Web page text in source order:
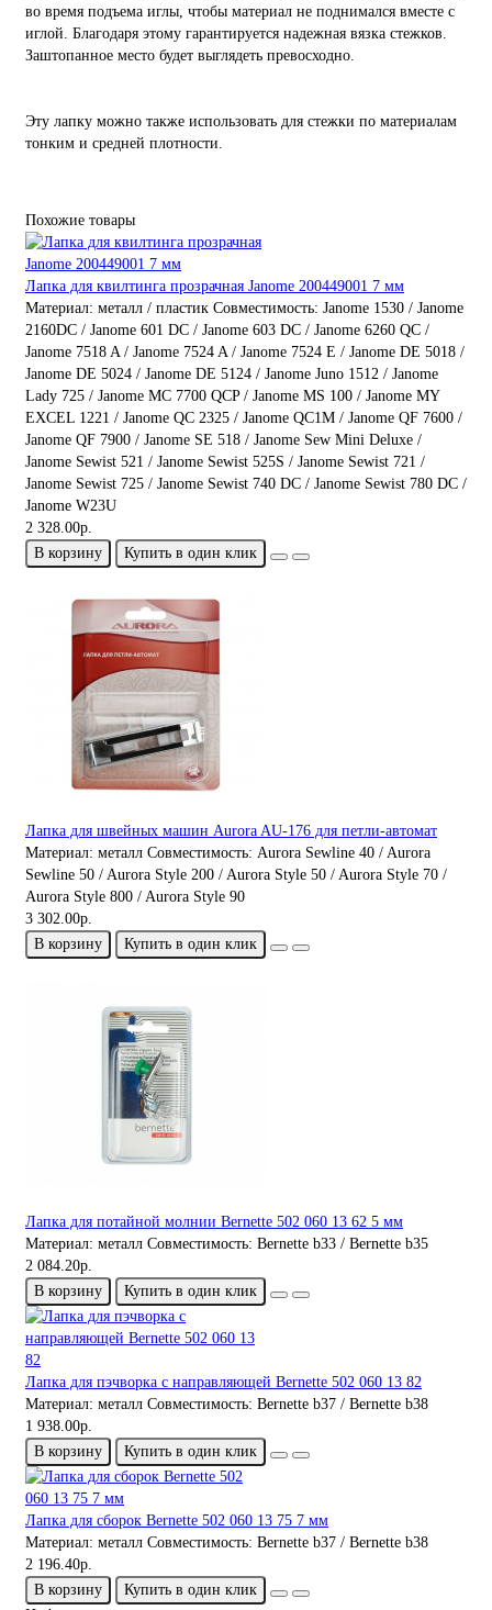
во время подъема иглы, чтобы материал не поднимался вместе с
иглой. Благодаря этому гарантируется надежная вязка стежков.
Заштопанное место будет выглядеть превосходно.
Эту лапку можно также использовать для стежки по материалам
тонким и средней плотности.
Похожие товары
Лапка для квилтинга прозрачная Janome 200449001 7 мм
Материал: металл / пластик Совместимость: Janome 1530 / Janome
2160DC / Janome 601 DC / Janome 603 DC / Janome 6260 QC /
Janome 7518 A / Janome 7524 A / Janome 7524 E / Janome DE 5018 /
Janome DE 5024 / Janome DE 5124 / Janome Juno 1512 / Janome
Lady 725 / Janome MC 7700 QCP / Janome MS 100 / Janome MY
EXCEL 1221 / Janome QC 2325 / Janome QC1M / Janome QF 7600 /
Janome QF 7900 / Janome SE 518 / Janome Sew Mini Deluxe /
Janome Sewist 521 / Janome Sewist 525S / Janome Sewist 721 /
Janome Sewist 725 / Janome Sewist 740 DC / Janome Sewist 780 DC /
Janome W23U
2 328.00р.
В корзину
Купить в один клик
Лапка для швейных машин Aurora AU-176 для петли-автомат
Материал: металл Совместимость: Aurora Sewline 40 / Aurora
Sewline 50 / Aurora Style 200 / Aurora Style 50 / Aurora Style 70 /
Aurora Style 800 / Aurora Style 90
3 302.00р.
В корзину
Купить в один клик
Лапка для потайной молнии Bernette 502 060 13 62 5 мм
Материал: металл Совместимость: Bernette b33 / Bernette b35
2 084.20р.
В корзину
Купить в один клик
Лапка для пэчворка с направляющей Bernette 502 060 13 82
Материал: металл Совместимость: Bernette b37 / Bernette b38
1 938.00р.
В корзину
Купить в один клик
Лапка для сборок Bernette 502 060 13 75 7 мм
Материал: металл Совместимость: Bernette b37 / Bernette b38
2 196.40р.
В корзину
Купить в один клик